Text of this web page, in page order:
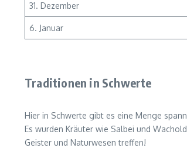
31. Dezember
6. Januar
Traditionen in Schwerte
Hier in Schwerte gibt es eine Menge
Es wurden Kräuter wie Salbei und
Geister und Naturwesen treffen!